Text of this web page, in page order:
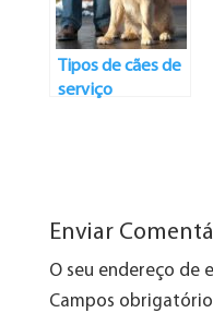
Tipos de cães de
serviço
Enviar
O seu endereço de
Campos